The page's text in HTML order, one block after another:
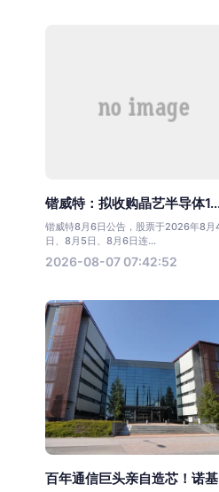
锴威特：拟收购晶艺半导体
锴威特8月6日公告，股票于2026年8月
日、8月5日、8月6日连...
2026-08-07 07:42:52
百年通信巨头亲自造芯！诺